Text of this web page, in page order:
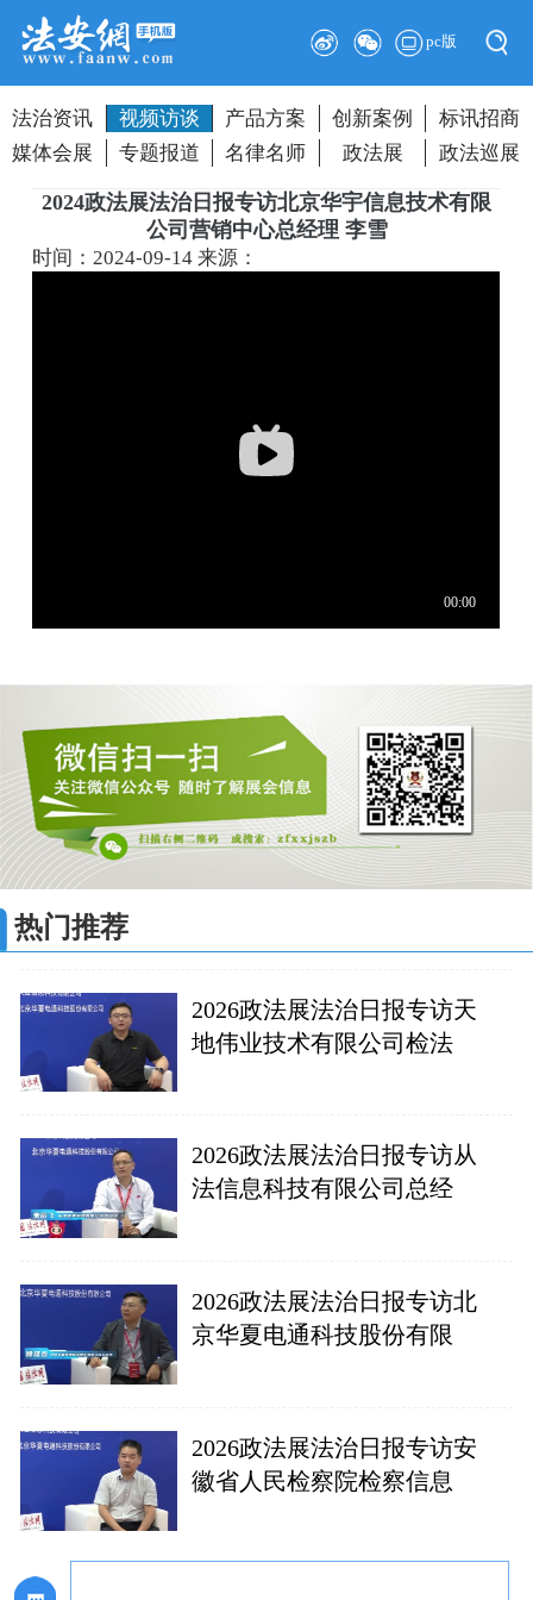
pc版
法治资讯 视频访谈 产品方案 创新案例
标讯招商
媒体会展
专题报道 名律名师 政法展 政法巡展
2024政法展法治日报专访北京华宇信息技术有限
公司营销中心总经理 李雪
时间：2024-09-14来源：
热门推荐
2026政法展法治日报专访天
地伟业技术有限公司检法
2026政法展法治日报专访从
法信息科技有限公司总经
2026政法展法治日报专访北
京华夏电通科技股份有限
2026政法展法治日报专访安
徽省人民检察院检察信息